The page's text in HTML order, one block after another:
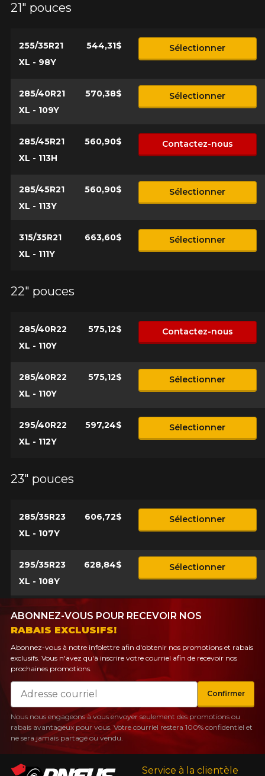
21" pouces
255/35R21
XL - 98Y
544,31$ Sélectionner
285/40R21
XL - 109Y
570,38$ Sélectionner
285/45R21
XL - 113H
560,90$ Contactez-nous
285/45R21
XL - 113Y
560,90$ Sélectionner
315/35R21
XL - 111Y
663,60$ Sélectionner
22" pouces
285/40R22
XL - 110Y
575,12$ Contactez-nous
285/40R22
XL - 110Y
575,12$ Sélectionner
295/40R22
XL - 112Y
597,24$ Sélectionner
23" pouces
285/35R23
XL - 107Y
606,72$ Sélectionner
295/35R23
XL - 108Y
628,84$ Sélectionner
Service à la clientèle
ABONNEZ-VOUS POUR RECEVOIR NOS
RABAIS EXCLUSIFS!
Abonnez-vous à notre infolettre afin d'obtenir nos promotions et rabais
exclusifs. Vous n'avez qu'à inscrire votre courriel afin de recevoir nos
prochaines promotions.
Courriel
Confirmer
Nous nous engageons à vous envoyer seulement des promotions ou
rabais avantageux pour vous. Votre courriel restera 100% confidentiel et
ne sera jamais partagé ou vendu.